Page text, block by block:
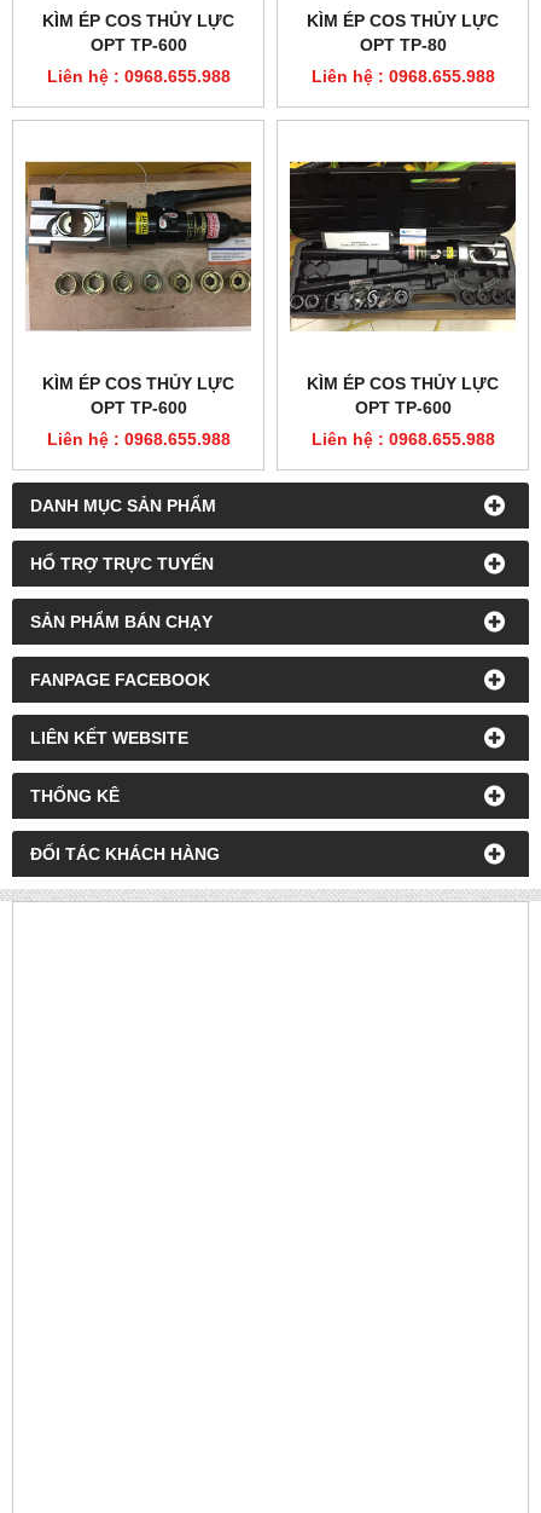
DANH MỤC SẢN PHẨM
HỔ TRỢ TRỰC TUYẾN
SẢN PHẨM BÁN CHẠY
FANPAGE FACEBOOK
LIÊN KẾT WEBSITE
THỐNG KÊ
ĐỐI TÁC KHÁCH HÀNG
KÌM ÉP COS THỦY LỰC
OPT TP-600
Liên hệ : 0968.655.988
KÌM ÉP COS THỦY LỰC
OPT TP-80
Liên hệ : 0968.655.988
KÌM ÉP COS THỦY LỰC
OPT TP-600
Liên hệ : 0968.655.988
KÌM ÉP COS THỦY LỰC
OPT TP-600
Liên hệ : 0968.655.988